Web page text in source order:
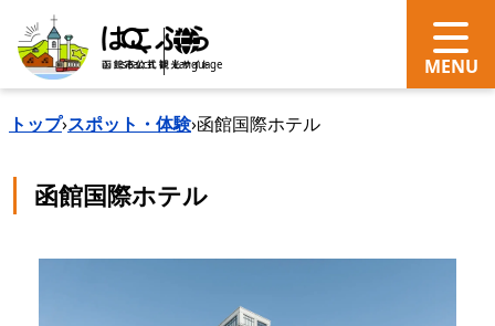
search Language
トップ›スポット・体験›函館国際ホテル
函館国際ホテル